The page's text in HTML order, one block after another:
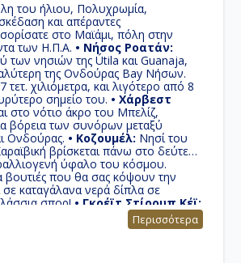
του ήλιου, Πολυχρωμία,
και απέραντες
στο Μαϊάμι, πόλη στην
των Η.Π.Α. • Νήσος Ροατάν:
των νησιών της Útila και Guanaja,
της Ονδούρας Bay Νήσων.
τετ. χιλιόμετρα, και λιγότερο από 8
σημείο του. • Χάρβεστ
στο νότιο άκρο του Μπελίζ,
βόρεια των συνόρων μεταξύ
Ονδούρας. • Κοζουμέλ: Νησί του
βρίσκεται πάνω στο δεύτερο
ύφαλο του κόσμου.
βουτιές που θα σας κόψουν την
καταγάλανα νερά δίπλα σε
σπορ! • Γκρέϊτ Στίρουπ Κέϊ:
Line αγόρασε το νησί από τη
το 1977 και αυτό αναπτύχθηκε
για τους επιβάτες των
τους.
Περισσότερα